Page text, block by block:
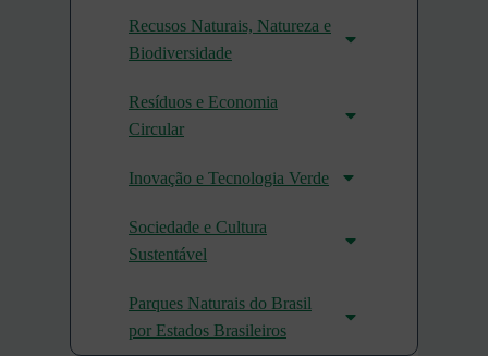
Recusos Naturais, Natureza e
Biodiversidade
Resíduos e Economia
Circular
Inovação e Tecnologia Verde
Sociedade e Cultura
Sustentável
Parques Naturais do Brasil
por Estados Brasileiros